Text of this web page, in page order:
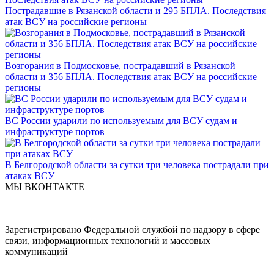
Пострадавшие в Рязанской области и 295 БПЛА. Последствия
атак ВСУ на российские регионы
Возгорания в Подмосковье, пострадавший в Рязанской
области и 356 БПЛА. Последствия атак ВСУ на российские
регионы
ВС России ударили по используемым для ВСУ судам и
инфраструктуре портов
В Белгородской области за сутки три человека пострадали при
атаках ВСУ
МЫ ВКОНТАКТЕ
Зарегистрировано Федеральной службой по надзору в сфере
связи, информационных технологий и массовых
коммуникаций